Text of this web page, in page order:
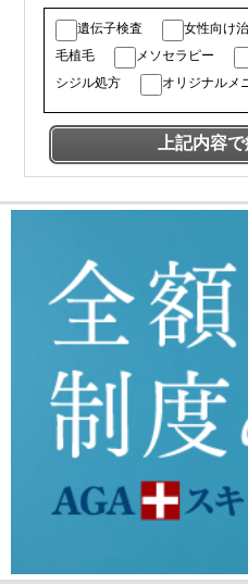
遺伝子検査 女性向け
毛植毛
メソセラピー
シジル処方
オリジナルメ